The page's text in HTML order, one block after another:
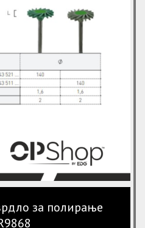
за полирање